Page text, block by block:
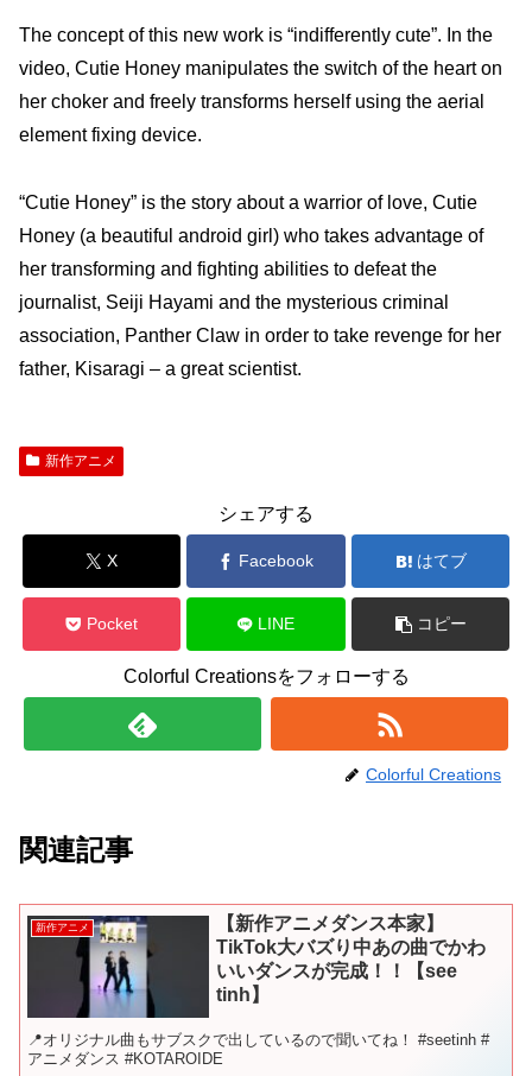
The concept of this new work is “indifferently cute”. In the
video, Cutie Honey manipulates the switch of the heart on
her choker and freely transforms herself using the aerial
element fixing device.
“Cutie Honey” is the story about a warrior of love, Cutie
Honey (a beautiful android girl) who takes advantage of
her transforming and fighting abilities to defeat the
journalist, Seiji Hayami and the mysterious criminal
association, Panther Claw in order to take revenge for her
father, Kisaragi – a great scientist.
新作アニメ
シェアする
X Facebook はてブ
Pocket LINE コピー
Colorful Creationsをフォローする
Colorful Creations
関連記事
新作アニメ
【新作アニメダンス本家】
TikTok大バズり中あの曲でかわ
いいダンスが完成！！【see
tinh】
📍オリジナル曲もサブスクで出しているので聞いてね！ #seetinh #
アニメダンス #KOTAROIDE